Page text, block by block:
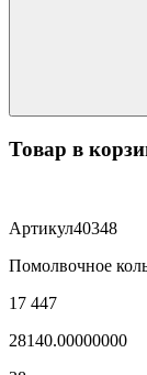
Товар в
Артикул40348
Помолвочное
17 447
28140.00000000